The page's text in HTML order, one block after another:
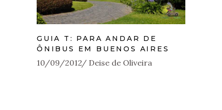
GUIA T: PARA ANDAR DE
ÔNIBUS EM BUENOS AIRES
10/09/2012 Deise de Oliveira